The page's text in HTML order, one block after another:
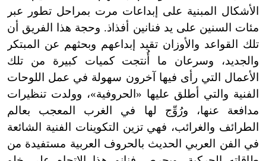
الأشكال المبنية على إبداعات مرت بمراحل تطور عبر
مئات السنين على يد فنانين أفذاذ. وحجة هذا الفريق أن
تلك القواعد والأوزان تقيد إبداعهم وبحثهم عن المبتكر
والجديد، وسرعان ما أُنتجت كميات كبيرة من تلك
الأعمال التي رأى فيها آخرون سهولة في عمل اللوحات
الفنية والتي أطلق عليها «الحروفية»، وولدت تنظيرات
مدافعة عنها، ورُوِّج لها في الغرب المعجب بعالم
الطرائف والغرائب، فهي تزين التكوينات الفنية الشائعة
في الفن العربي الحديث بالحروف العربية مستفيدة من